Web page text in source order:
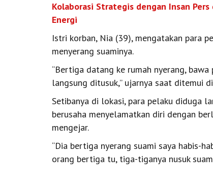
Kolaborasi Strategis dengan Insan
Energi
Istri korban, Nia (39), mengatakan para
menyerang suaminya.
“Bertiga datang ke rumah nyerang,
langsung ditusuk,” ujarnya saat ditemui
Setibanya di lokasi, para pelaku diduga
berusaha menyelamatkan diri dengan
mengejar.
“Dia bertiga nyerang suami saya habis-
orang bertiga tu, tiga-tiganya nusuk